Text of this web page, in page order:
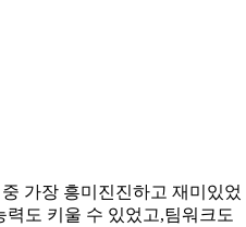
가장 흥미진진하고 재미있었
도 키울 수 있었고,팀워크도